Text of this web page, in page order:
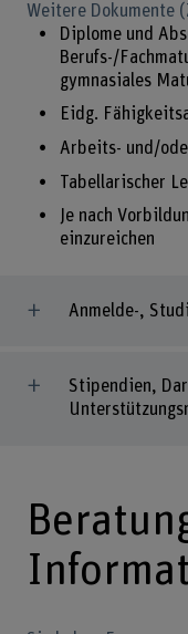
Weitere Dokumente
Diplome und
Berufs-/
gymnasiales
Eidg.
Arbeits- und/
Tabellarischer
Je nach
einzureichen
Anmelde-,
Stipendien,